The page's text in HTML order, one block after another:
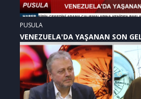
PUSULA
VENEZUELA'DA YAŞANAN SON
(07.01.2026)